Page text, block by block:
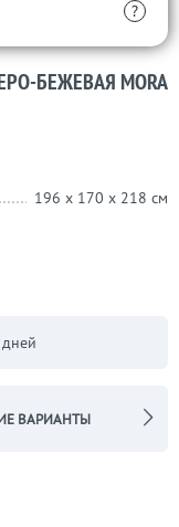
?
БЕЖЕВАЯ MORA
196 x 170 x 218 см
дней
ВАРИАНТЫ